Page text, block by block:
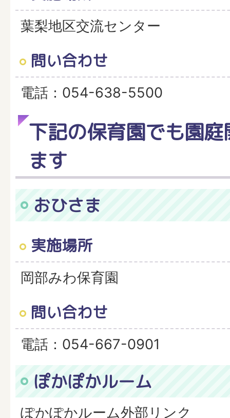
葉梨地区交流センター
問い合わせ
電話：054-638-5500
下記の保育園でも園
ます
おひさま
実施場所
岡部みわ保育園
問い合わせ
電話：054-667-0901
ぽかぽかルーム
ぽかぽかルーム外部リンク